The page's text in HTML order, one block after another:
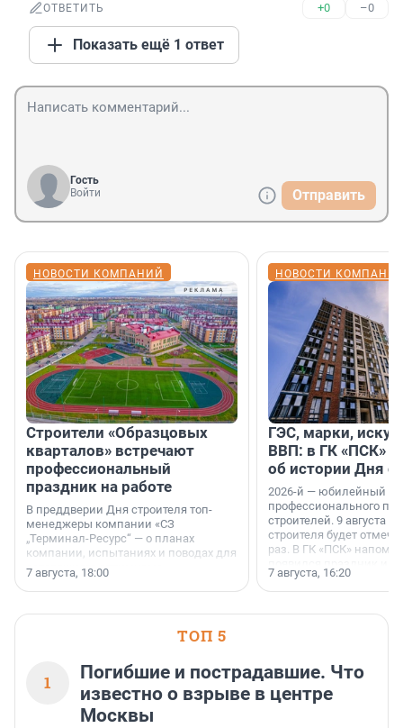
ОТВЕТИТЬ +0 –0
Показать ещё 1 ответ
Гость
Войти
Отправить
НОВОСТИ КОМПАНИЙ
Строители «Образцовых
кварталов» встречают
профессиональный
праздник на работе
В преддверии Дня строителя топ-
менеджеры компании «СЗ
„Терминал-Ресурс“ — о планах
компании, испытаниях и поводах для
осторожного оптимизма.
7 августа, 18:00
НОВОСТИ
ГЭС, марки,
ВВП: в ГК «ПСК»
об истории Дня
2026-й — юбилейный
профессионального
строителей. 9 августа
строителя будет
раз. В ГК «ПСК»
поменялась роль
7 августа, 16:20
ТОП 5
1
Погибшие и пострадавшие. Что
известно о взрыве в центре
Москвы